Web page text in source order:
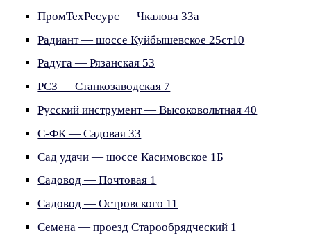
ПромТехРесурс — Чкалова 33а
Радиант — шоссе Куйбышевское 25ст10
Радуга — Рязанская 53
РСЗ — Станкозаводская 7
Русский инструмент — Высоковольтная 40
С-ФК — Садовая 33
Сад удачи — шоссе Касимовское 1Б
Садовод — Почтовая 1
Садовод — Островского 11
Семена — проезд Старообрядческий 1